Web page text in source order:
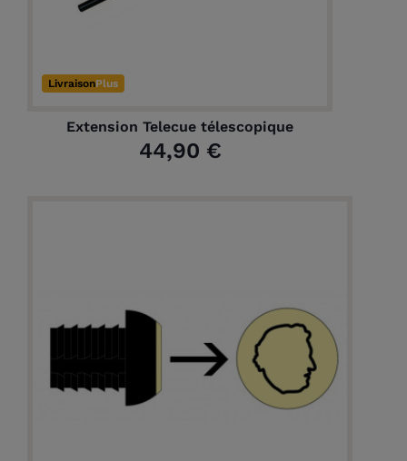
LivraisonPlus
Extension Telecue télescopique
44,90 €